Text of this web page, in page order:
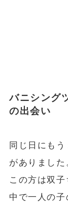
バニシング
の出会い
同じ日にも
がありました
この方は双
中で一人の